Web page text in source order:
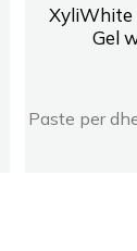
XyliWhite
Gel
Paste per